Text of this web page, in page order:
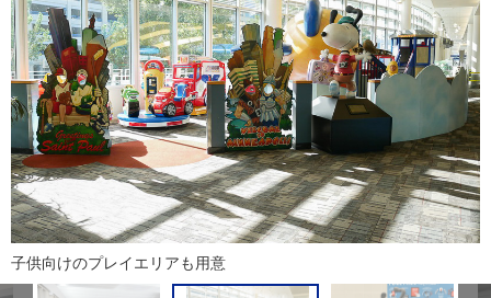
子供向けのプレイエリアも用意